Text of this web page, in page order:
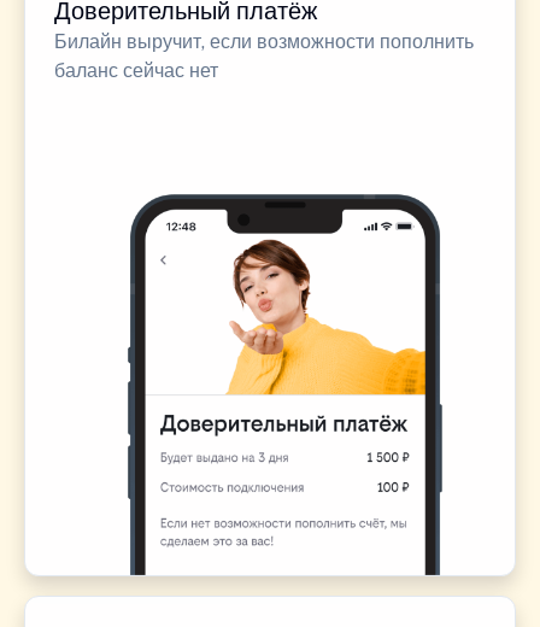
Доверительный платёж
Билайн выручит, если возможности пополнить
баланс сейчас нет